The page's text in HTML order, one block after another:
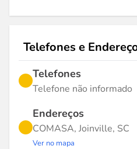
Telefones e
Telefones
Telefone não informado
Endereços
COMASA, Joinville, SC
Ver no mapa